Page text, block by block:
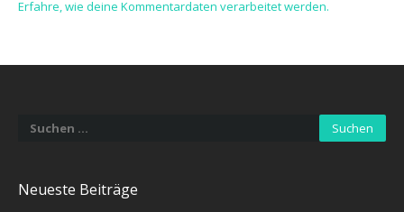
Erfahre, wie deine Kommentardaten verarbeitet werden.
Suchen
nach:
Neueste Beiträge